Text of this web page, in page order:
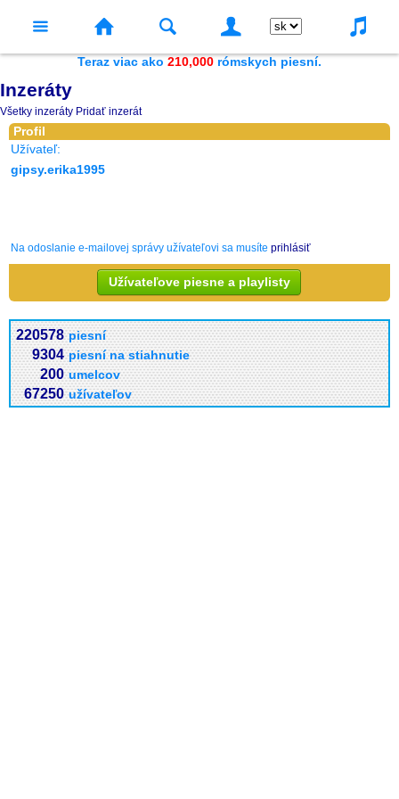
Teraz viac ako 210,000 rómskych piesní.
Inzeráty
Všetky inzeráty Pridať inzerát
Profil
Užívateľ:
gipsy.erika1995
Na odoslanie e-mailovej správy užívateľovi sa musíte prihlásiť
Užívateľove piesne a playlisty
220578 piesní
9304 piesní na stiahnutie
200 umelcov
67250 užívateľov